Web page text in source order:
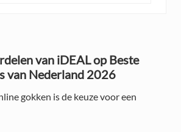
van iDEAL op Beste
van Nederland 2026
gokken is de keuze voor een